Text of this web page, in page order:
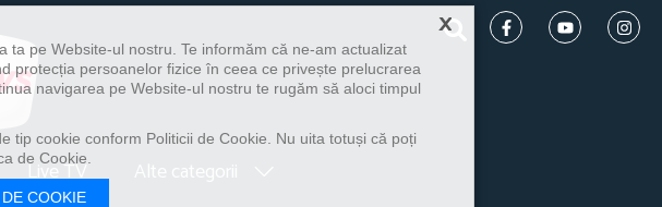
Live TV
×
ta pe Website-ul nostru. Te informăm că ne-am actualizat
protecția persoanelor fizice în ceea ce privește prelucrarea
navigarea pe Website-ul nostru te rugăm să aloci timpul
tip cookie conform Politicii de Cookie. Nu uita totuși că poți
de Cookie.
COOKIE